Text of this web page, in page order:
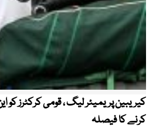
کرنے کا فیصلہ